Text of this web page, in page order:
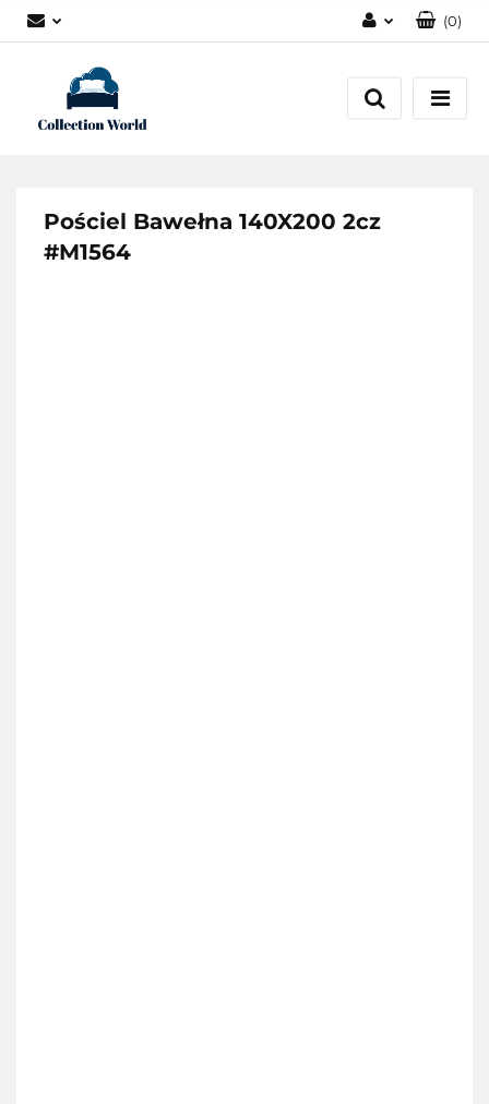
Zarejestruj się
(0)
Pościel Bawełna 140X200 2cz
#M1564